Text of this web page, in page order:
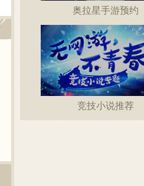
奥拉星手游预约
竞技小说推荐